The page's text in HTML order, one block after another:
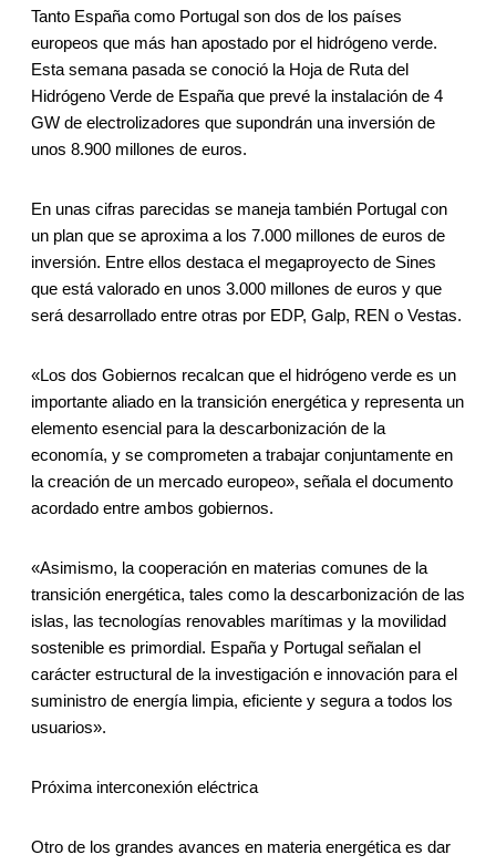
Tanto España como Portugal son dos de los países
europeos que más han apostado por el hidrógeno verde.
Esta semana pasada se conoció la Hoja de Ruta del
Hidrógeno Verde de España que prevé la instalación de 4
GW de electrolizadores que supondrán una inversión de
unos 8.900 millones de euros.
En unas cifras parecidas se maneja también Portugal con
un plan que se aproxima a los 7.000 millones de euros de
inversión. Entre ellos destaca el megaproyecto de Sines
que está valorado en unos 3.000 millones de euros y que
será desarrollado entre otras por EDP, Galp, REN o Vestas.
«Los dos Gobiernos recalcan que el hidrógeno verde es un
importante aliado en la transición energética y representa un
elemento esencial para la descarbonización de la
economía, y se comprometen a trabajar conjuntamente en
la creación de un mercado europeo», señala el documento
acordado entre ambos gobiernos.
«Asimismo, la cooperación en materias comunes de la
transición energética, tales como la descarbonización de las
islas, las tecnologías renovables marítimas y la movilidad
sostenible es primordial. España y Portugal señalan el
carácter estructural de la investigación e innovación para el
suministro de energía limpia, eficiente y segura a todos los
usuarios».
Próxima interconexión eléctrica
Otro de los grandes avances en materia energética es dar